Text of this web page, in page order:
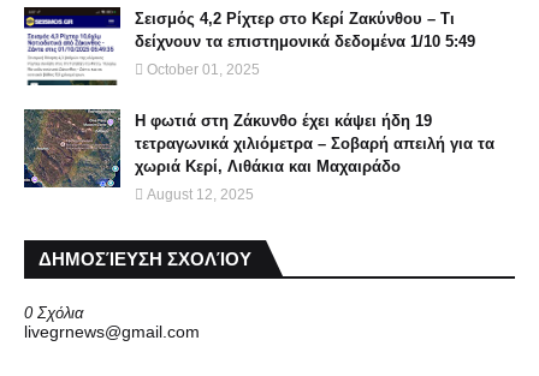
Σεισμός 4,2 Ρίχτερ στο Κερί Ζακύνθου – Τι
δείχνουν τα επιστημονικά δεδομένα 1/10 5:49
October 01, 2025
Η φωτιά στη Ζάκυνθο έχει κάψει ήδη 19
τετραγωνικά χιλιόμετρα – Σοβαρή απειλή για τα
χωριά Κερί, Λιθάκια και Μαχαιράδο
August 12, 2025
ΔΗΜΟΣΊΕΥΣΗ ΣΧΟΛΊΟΥ
0 Σχόλια
livegrnews@gmail.com